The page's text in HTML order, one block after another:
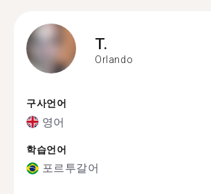
T.
Orlando
구사언어
영어
학습언어
포르투갈어